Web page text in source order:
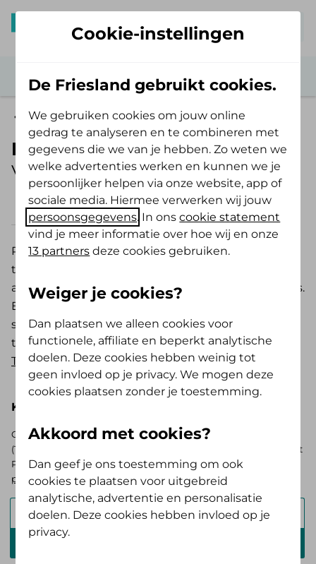
Zelf Bewust Polis
Parodontologie vanaf 18 jaar
Vergoeding 2026
2025 2026
Parodontologie is een specialisatie binnen de
tandheelkunde die gaat over het behandelen van
allerlei vormen van ontstekingen van het tandvlees.
Een parodontale behandeling kent een aantal
stappen. Krijg je preventieve mondzorg voor je
tandvlees (m-codes)? Kijk dan bij de vergoeding
Tandarts en mondhygiënist vanaf 18 jaar .
Kies hieronder je basisverzekering
Op zoek naar de vergoedingen voor de AV (Tand) Opstap of AV
(Tand) Doorstap? Kies dan voor de basisverzekering Zelf Bewust
Polis. Ben je verzekerd bij ons? Log in en bekijk je persoonlijke
pakket.
Alles Verzorgd Polis
Cookie-instellingen
De Friesland gebruikt cookies.
We gebruiken cookies om jouw online
gedrag te analyseren en te combineren met
gegevens die we van je hebben. Zo weten we
welke advertenties werken en kunnen we je
persoonlijker helpen via onze website, app of
sociale media. Hiermee verwerken wij jouw
persoonsgegevens. In onscookie statement
vind je meer informatie over hoe wij en onze
13 partners deze cookies gebruiken.
Weiger je cookies?
Dan plaatsen we alleen cookies voor
functionele, affiliate en beperkt analytische
doelen. Deze cookies hebben weinig tot
geen invloed op je privacy. We mogen deze
cookies plaatsen zonder je toestemming.
Akkoord met cookies?
Dan geef je ons toestemming om ook
cookies te plaatsen voor uitgebreid
analytische, advertentie en personalisatie
doelen. Deze cookies hebben invloed op je
privacy.